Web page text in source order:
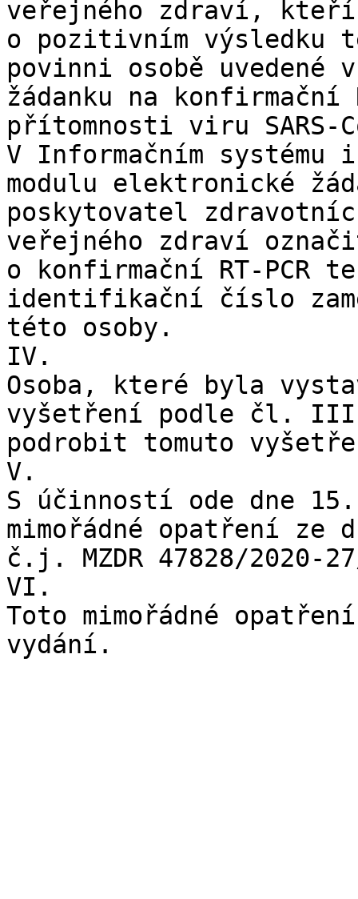
veřejného zdraví, kteří
o pozitivním
povinni osobě
žádanku na
přítomnosti viru SARS-
V Informačním
modulu elektronické
poskytovatel
veřejného zdraví
o konfirmační RT-PCR
identifikační číslo
této osoby.
IV.
Osoba, které byla
vyšetření podle čl.
podrobit tomuto
V.
S účinností ode dne
mimořádné opatření ze
č.j. MZDR 47828/2020-
VI.
Toto mimořádné
vydání.